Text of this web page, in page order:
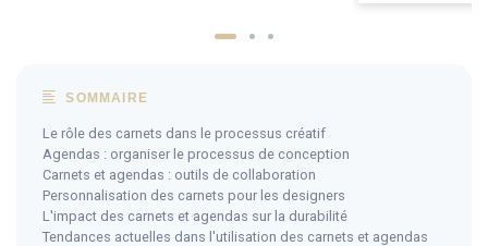
SOMMAIRE
Le rôle des carnets dans le processus créatif
Agendas : organiser le processus de conception
Carnets et agendas : outils de collaboration
Personnalisation des carnets pour les designers
L'impact des carnets et agendas sur la durabilité
Tendances actuelles dans l'utilisation des carnets et agendas